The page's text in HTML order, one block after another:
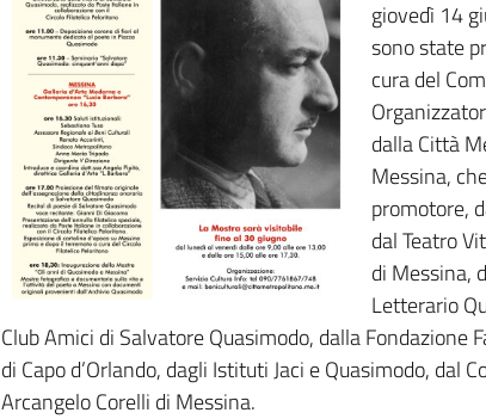
giovedì 14
sono state
cura del
dalla Città
Messina,
promotore,
dal Teatro
di Messina,
Letterario
Club Amici di Salvatore Quasimodo, dalla Fondazione
di Capo d’Orlando, dagli Istituti Jaci e Quasimodo, dal
Arcangelo Corelli di Messina.